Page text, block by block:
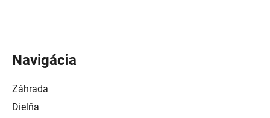
Navigácia
Záhrada
Dielňa